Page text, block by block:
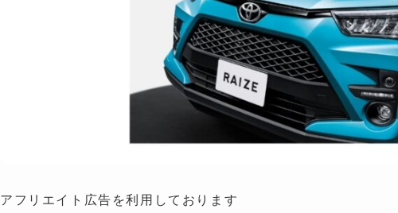
アフリエイト広告を利用しております